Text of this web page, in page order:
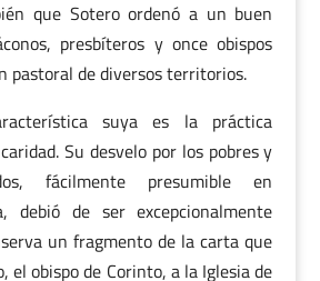
que Sotero ordenó a un buen
presbíteros y once obispos
pastoral de diversos territorios.
suya es la práctica
Su desvelo por los pobres y
fácilmente presumible en
debió de ser excepcionalmente
un fragmento de la carta que
el obispo de Corinto, a la Iglesia de